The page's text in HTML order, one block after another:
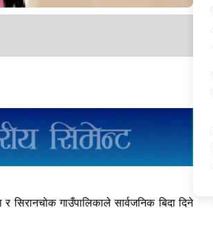
सिरानचोक गाउँपालिकाले सार्वजनिक बिदा दिने